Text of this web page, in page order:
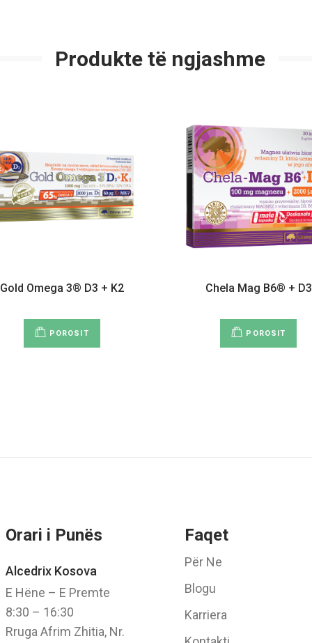
Produkte të ngjashme
Gold Omega 3® D3 + K2
POROSIT
Chela Mag B6® + D3
POROSIT
Orari i Punës
Alcedrix Kosova
E Hëne – E Premte
8:30 – 16:30
Rruga Afrim Zhitia, Nr.
Faqet
Për Ne
Blogu
Karriera